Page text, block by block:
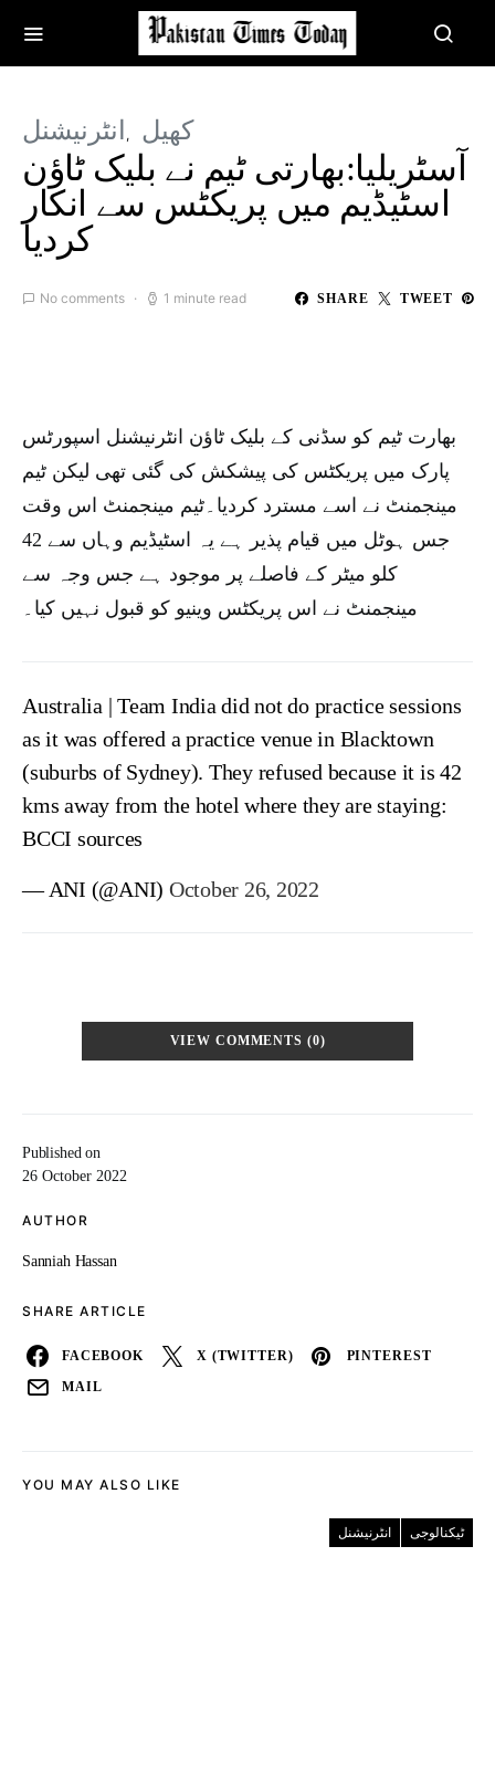
انٹرنیشنل کھیل
آسٹریلیا:بھارتی ٹیم نے بلیک ٹاؤن
اسٹیڈیم میں پریکٹس سے انکار
کردیا
No comments 1 minute read SHARE TWEET
Published on
26 October 2022
AUTHOR
Sanniah Hassan
SHARE ARTICLE
FACEBOOK X (TWITTER) PINTEREST
MAIL
بھارت ٹیم کو سڈنی کے بلیک ٹاؤن انٹرنیشنل اسپورٹس
پارک میں پریکٹس کی پیشکش کی گئی تھی لیکن ٹیم
مینجمنٹ نے اسے مسترد کردیا۔ٹیم مینجمنٹ اس وقت
جس ہوٹل میں قیام پذیر ہے یہ اسٹیڈیم وہاں سے 42
کلو میٹر کے فاصلے پر موجود ہے جس وجہ سے
مینجمنٹ نے اس پریکٹس وینیو کو قبول نہیں کیا۔
Australia | Team India did not do practice sessions
as it was offered a practice venue in Blacktown
(suburbs of Sydney). They refused because it is 42
kms away from the hotel where they are staying:
BCCI sources
— ANI (@ANI) October 26, 2022
VIEW COMMENTS (0)
YOU MAY ALSO LIKE
انٹرنیشنل ٹیکنالوجی